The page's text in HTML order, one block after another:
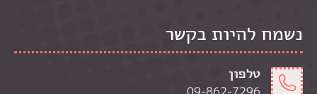
נשמח להיות בקשר
טלפון
09-862-7296